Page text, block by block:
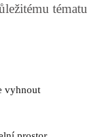
tématu
vyhnout